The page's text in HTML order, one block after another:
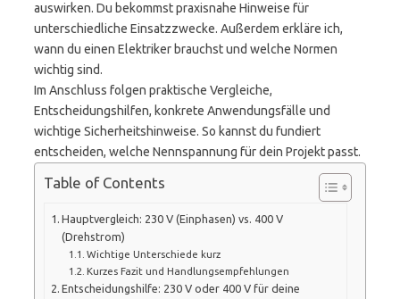
auswirken. Du bekommst praxisnahe Hinweise für
unterschiedliche Einsatzzwecke. Außerdem erkläre ich,
wann du einen Elektriker brauchst und welche Normen
wichtig sind.
Im Anschluss folgen praktische Vergleiche,
Entscheidungshilfen, konkrete Anwendungsfälle und
wichtige Sicherheitshinweise. So kannst du fundiert
entscheiden, welche Nennspannung für dein Projekt passt.
Table of Contents
Hauptvergleich: 230 V (Einphasen) vs. 400 V
(Drehstrom)
Wichtige Unterschiede kurz
Kurzes Fazit und Handlungsempfehlungen
Entscheidungshilfe: 230 V oder 400 V für deine